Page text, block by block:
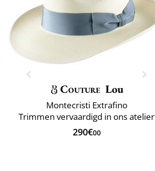
Couture Lou
Montecristi Extrafino
Trimmen vervaardigd in ons atelier
290€00